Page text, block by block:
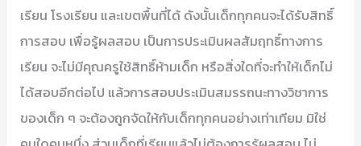
เรียน โรงเรียน และเขตพื้นที่ได้ ดังนั้นเด็กทุกคนจะได้รับสิทธิ์
การสอบ เพื่อรู้ผลสอบ เป็นการประเมินผลสัมฤทธิ์ทางการ
เรียน จะไม่มีคุณครูใช้สิทธิ์ห้ามเด็ก หรือสิ่งใดที่จะทำให้เด็กไม่
ได้สอบอีกต่อไป แล้วการสอบประเมินสมรรถนะทางวิชาการ
ของเด็ก ๆ จะต้องถูกจัดให้กับเด็กทุกคนอย่างเท่าเทียม มิใช่